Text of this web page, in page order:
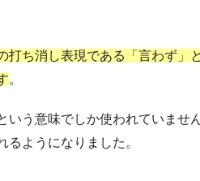
打ち消し表現である「言わず
。
いう意味でしか使われていま
るようになりました。